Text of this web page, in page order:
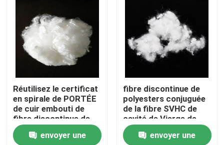
Aperçu
Produits
Réutilisez le certificat
en spirale de PORTÉE
de cuir embouti de
fibre discontinue de
polyesters
envoyer une
fibre discontinue de
polyesters conjuguée
de la fibre SVHC de
cavité de Vierge de
64mm
envoyer une